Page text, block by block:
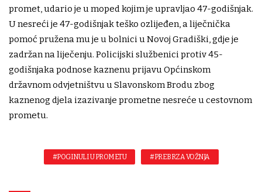
promet, udario je u moped kojim je upravljao 47-godišnjak.
U nesreći je 47-godišnjak teško ozlijeđen, a liječnička
pomoć pružena mu je u bolnici u Novoj Gradiški, gdje je
zadržan na liječenju. Policijski službenici protiv 45-
godišnjaka podnose kaznenu prijavu Općinskom
državnom odvjetništvu u Slavonskom Brodu zbog
kaznenog djela izazivanje prometne nesreće u cestovnom
prometu.
#POGINULI U PROMETU #PREBRZA VOŽNJA